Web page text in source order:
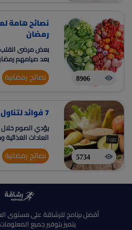
8906
نصائح هامة
رمضان
بعض مرضى
بعد صيامهم
على حرق الكثير
ما يحسن صحة
نصائح رمضانية
5734
7 فوائد لتناول الألياف في رمضان
يؤدي الصوم خلال
العادات
يؤدي إلى
وإضطرابات في
نصائح رمضانية
أفضل برنامج للرشاقة على مستوى
يتميز بتوفير جميع المعلومات